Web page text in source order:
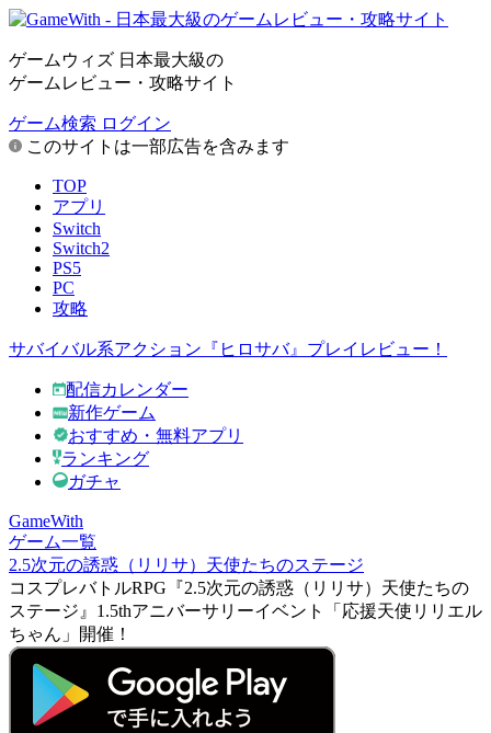
ゲームウィズ 日本最大級の
ゲームレビュー・攻略サイト
ゲーム検索 ログイン
このサイトは一部広告を含みます
TOP
アプリ
Switch
Switch2
PS5
PC
攻略
サバイバル系アクション『ヒロサバ』プレイレビュー！
配信カレンダー
新作ゲーム
おすすめ・無料アプリ
ランキング
ガチャ
GameWith
ゲーム一覧
2.5次元の誘惑（リリサ）天使たちのステージ
コスプレバトルRPG『2.5次元の誘惑（リリサ）天使たちの
ステージ』1.5thアニバーサリーイベント「応援天使リリエル
ちゃん」開催！